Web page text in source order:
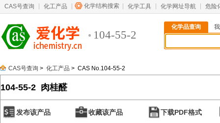
CAS号查询 化工产品 化学结构搜索 化学工具 化学网址导航 危险
104-55-2
化学品查询
CAS号查询 > 化工产品 > CAS No.104-55-2
104-55-2 肉桂醛
发布该产品 收藏该产品 下载PDF格式